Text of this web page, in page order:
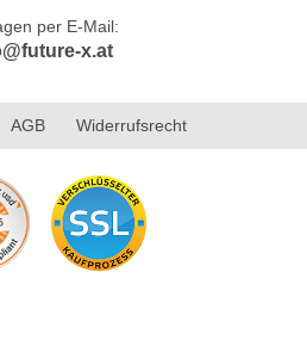
per E-Mail:
x.at
AGB Widerrufsrecht